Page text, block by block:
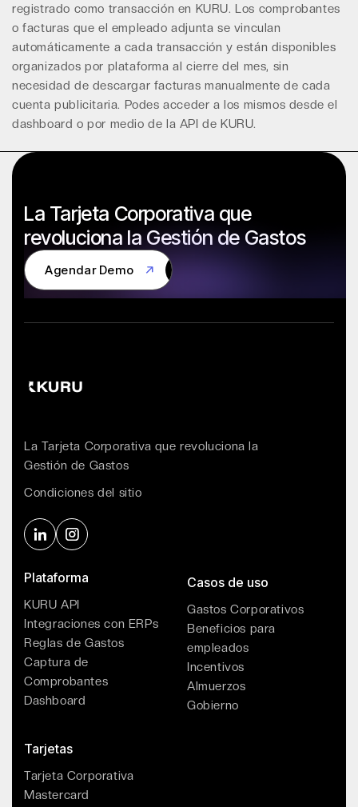
registrado como transacción en KURU. Los comprobantes
o facturas que el empleado adjunta se vinculan
automáticamente a cada transacción y están disponibles
organizados por plataforma al cierre del mes, sin
necesidad de descargar facturas manualmente de cada
cuenta publicitaria. Podes acceder a los mismos desde el
dashboard o por medio de la API de KURU.
La Tarjeta Corporativa que
revoluciona la Gestión de Gastos
Agendar Demo
Agendar Demo
La Tarjeta Corporativa que revoluciona la
Gestión de Gastos
Condiciones del sitio
Plataforma
KURU API
Integraciones con ERPs
Reglas de Gastos
Captura de
Comprobantes
Dashboard
Casos de uso
Gastos Corporativos
Beneficios para
empleados
Incentivos
Almuerzos
Gobierno
Tarjetas
Tarjeta Corporativa
Mastercard